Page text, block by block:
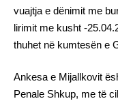
vuajtja e dënimit me
lirimit me kusht -
thuhet në kumtesën e
Ankesa e Mijallkovit
Penale Shkup, me të